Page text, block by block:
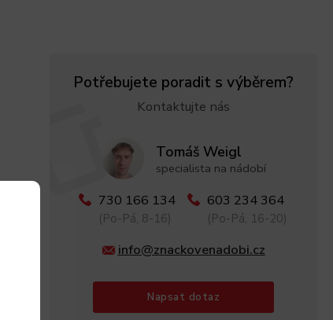
Potřebujete poradit s výběrem?
Kontaktujte nás
Tomáš Weigl
specialista na nádobí
730 166 134
(Po-Pá, 8-16)
603 234 364
(Po-Pá, 16-20)
info@znackovenadobi.cz
Napsat dotaz